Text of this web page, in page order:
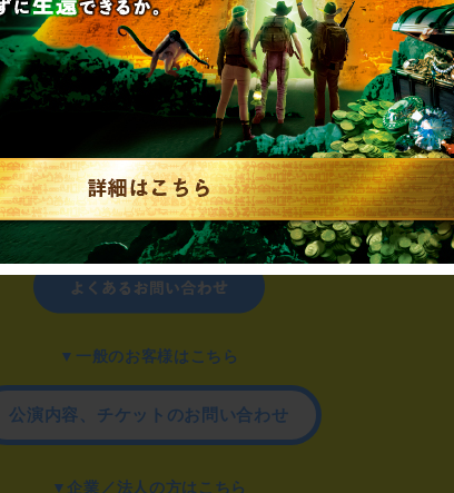
制作のご相談、コラボレーションなど、
お気軽にお問い合わせください。
▼一般のお客様はこちら
公演内容、チケットのお問い合わせ
▼企業／法人の方はこちら